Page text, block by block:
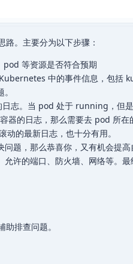
。主要分为以下步骤：
等资源是否符合预期
中的事件信息，包括
日志。当 pod 处于 running，但
器的日志，那么需要去 pod 所在
动的最新日志，也十分有用。
问题，那么恭喜你，又有机会提
允许的端口、防火墙、网络等。
排查问题。